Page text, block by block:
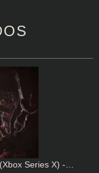
Series X) -…